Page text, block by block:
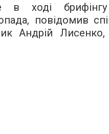
в ході
повідомив
Андрій